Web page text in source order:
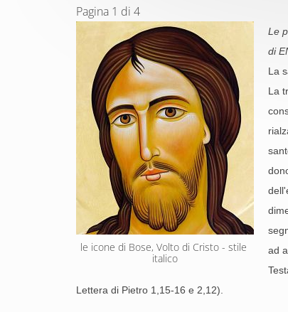
Pagina 1 di 4
le icone di Bose, Volto di Cristo - stile
italico
Le
di
La
La
ad
Lettera di Pietro 1,15-16 e 2,12).